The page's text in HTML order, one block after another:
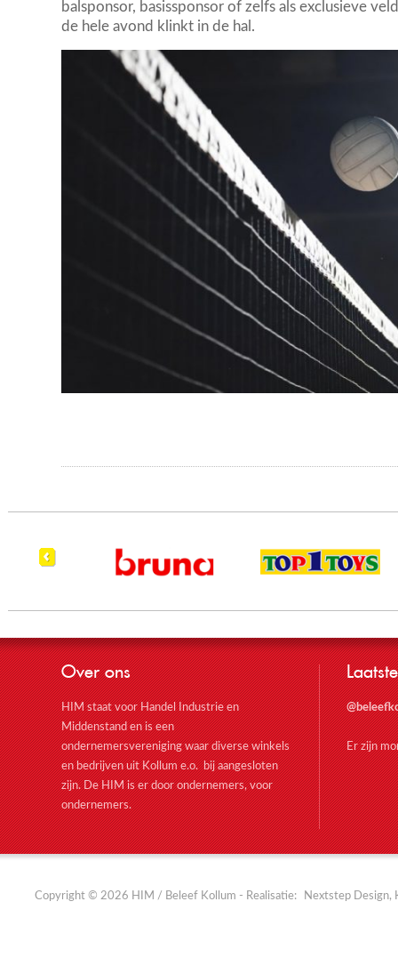
balsponsor, basissponsor of zelfs als exclusieve
de hele avond klinkt in de hal.
Over ons
HIM staat voor Handel Industrie en
Middenstand en is een
ondernemersvereniging waar diverse winkels
en bedrijven uit Kollum e.o. bij aangesloten
zijn. De HIM is er door ondernemers, voor
ondernemers.
Er zijn
Copyright © 2026 HIM / Beleef Kollum - Realisatie: Nextstep Design,